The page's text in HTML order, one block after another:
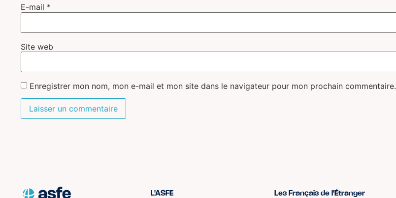
E-mail *
Site web
Enregistrer mon nom, mon e-mail et mon site dans le navigateur pour mon prochain commentaire.
L'ASFE Les Français de l'Étranger